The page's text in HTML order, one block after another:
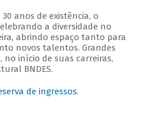
anos de existência, o
a diversidade no
abrindo espaço tanto para
novos talentos. Grandes
no início de suas carreiras,
BNDES.
de ingressos.